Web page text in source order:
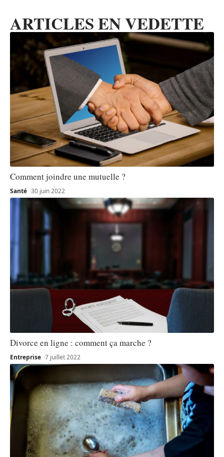
ARTICLES EN VEDETTE
Comment joindre une mutuelle ?
Santé 30 juin 2022
Divorce en ligne : comment ça marche ?
Entreprise 7 juillet 2022